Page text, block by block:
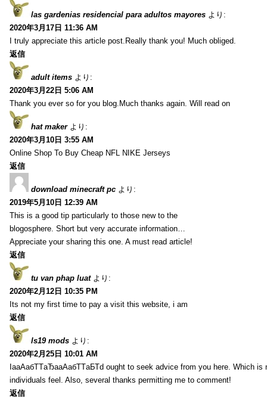
las gardenias residencial para adultos mayores より:
2020年3月17日 11:36 AM
I truly appreciate this article post.Really thank you! Much obliged.
返信
adult items より:
2020年3月22日 5:06 AM
Thank you ever so for you blog.Much thanks again. Will read on
hat maker より:
2020年3月10日 3:55 AM
Online Shop To Buy Cheap NFL NIKE Jerseys
返信
download minecraft pc より:
2019年5月10日 12:39 AM
This is a good tip particularly to those new to the
blogosphere. Short but very accurate information…
Appreciate your sharing this one. A must read article!
返信
tu van phap luat より:
2020年2月12日 10:35 PM
Its not my first time to pay a visit this website, i am
返信
ls19 mods より:
2020年2月25日 10:01 AM
IaаАабТТаЂааАабТТаБТd ought to seek advice from you here.
individuals feel. Also, several thanks permitting me to comment!
返信